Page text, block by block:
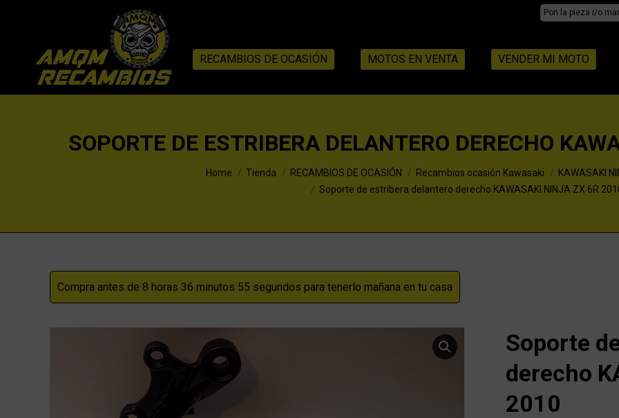
Search:
RECAMBIOS DE OCASIÓN MOTOS EN VENTA VENDER MI MOTO
SOPORTE DE ESTRIBERA DELANTERO DERECHO
Home Tienda RECAMBIOS DE OCASIÓN Recambios ocasión Kawasaki
KAWASAKI
Soporte de estribera delantero derecho KAWASAKI NINJA ZX 6R
Compra antes de 8 horas 36 minutos 55 segundos para tenerlo mañana en tu casa
Soporte
derecho
2010